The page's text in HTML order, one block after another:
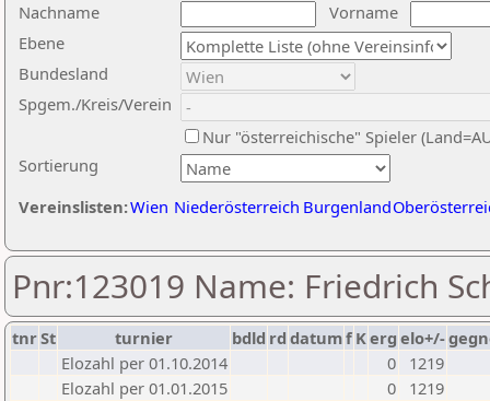
Nachname
Vorname
Ebene
Sortierung
Bundesland
Spgem./Kreis/Verein
Nur "österreichische" Spieler
Vereinslisten:Wien Niederösterreich Burgenland
Pnr:123019 Name: Friedrich
tnrSt turnier bdld rd datumf Kerg elo+/-
Elozahl per 01.10.2014
0
1219
Elozahl per 01.01.2015
0
1219